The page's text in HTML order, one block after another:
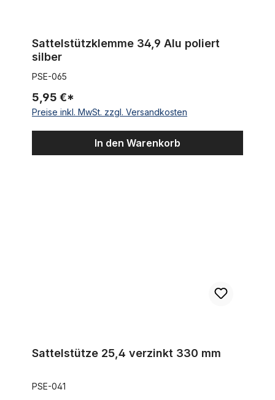
Sattelstützklemme 34,9 Alu poliert
silber
PSE-065
5,95 €*
Preise inkl. MwSt. zzgl. Versandkosten
In den Warenkorb
Sattelstütze 25,4 verzinkt 330 mm
PSE-041